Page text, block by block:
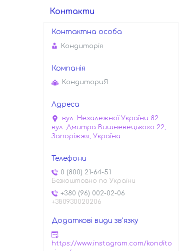
Контакти
Кондиторiя
КондиториЯ
вул. Незалежної України 82
вул. Дмитра Вишневецького 22,
Запоріжжя, Україна
0 (800) 21-64-51
Безкоштовно по України
+380 (96) 002-02-06
+380930020206
https://www.instagram.com/kondito